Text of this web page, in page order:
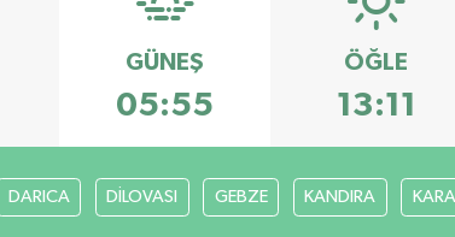
GÜNEŞ
05:55
ÖĞLE
13:11
DARICA DİLOVASI GEBZE KANDIRA